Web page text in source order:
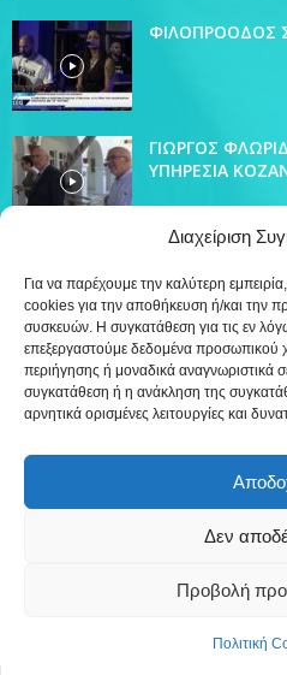
Διαχείριση
Για να παρέχουμε την καλύτερη
cookies για την αποθήκευση ή/και την
συσκευών. Η συγκατάθεση για τις εν
επεξεργαστούμε δεδομένα
περιήγησης ή μοναδικά αναγνωριστικά
συγκατάθεση ή η ανάκληση της
αρνητικά ορισμένες λειτουργίες και
Δεν
Προβολή
Πολιτική
ΦΙΛΟΠΡΟΟΔΟΣ
ΓΙΩΡΓΟΣ
ΥΠΗΡΕΣΙΑ
ΔΗΜΟΦΙΛΗ ΚΑΤΗΓΟΡΙΑ
Ειδήσεις
Εκπομπές
Τοπικά
Συνεντεύξεις
Δημιουργία